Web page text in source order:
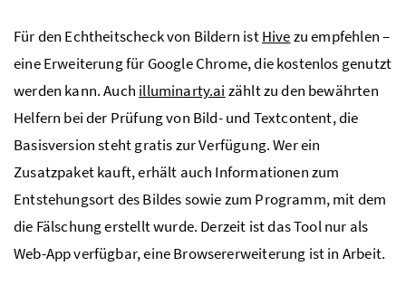
Für den Echtheitscheck von Bildern istHivezu empfehlen –
eine Erweiterung für Google Chrome, die kostenlos genutzt
werden kann. Auch illuminarty.ai zählt zu den bewährten
Helfern bei der Prüfung von Bild- und Textcontent, die
Basisversion steht gratis zur Verfügung. Wer ein
Zusatzpaket kauft, erhält auch Informationen zum
Entstehungsort des Bildes sowie zum Programm, mit dem
die Fälschung erstellt wurde. Derzeit ist das Tool nur als
Web-App verfügbar, eine Browsererweiterung ist in Arbeit.